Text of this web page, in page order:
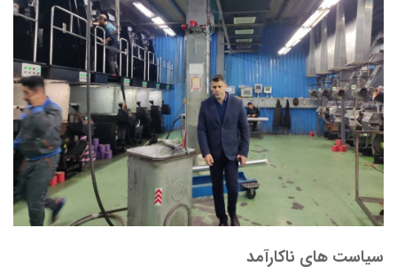
سیاست های ناکارآمد